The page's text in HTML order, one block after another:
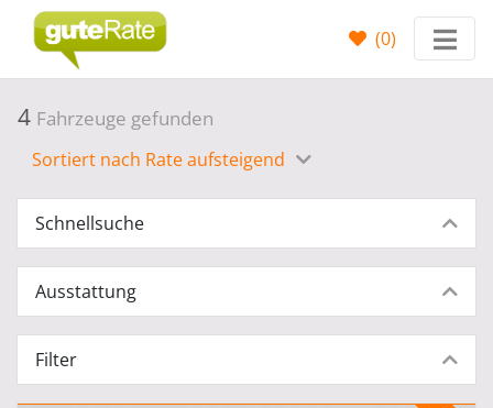
(0)
4 Fahrzeuge gefunden
Sortiert nach Rate aufsteigend
Schnellsuche
Ausstattung
Filter